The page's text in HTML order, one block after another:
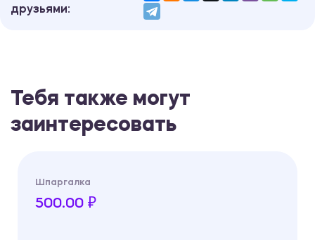
друзьями:
Тебя также могут
заинтересовать
Шпаргалка
500.00 ₽